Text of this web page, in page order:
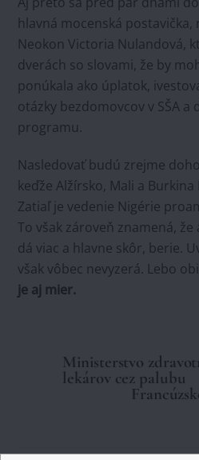
hlavná mocenská postavička,
Neokon Victoria Nulandová,
dverách so slovami, že by
ponúkala ako úplatok,
otázky bezdomovcov v SŠA
programu.
Nasledovať budú zrejme
keďže Alžírsko, Mali a
Zatiaľ je vedenie Nigérie
To však zároveň znamená,
dá viac a hlavne skôr, berie.
však vôbec nevyzerá. Lebo
je aj mier.
Ministerstvo
lekárov cez palubu